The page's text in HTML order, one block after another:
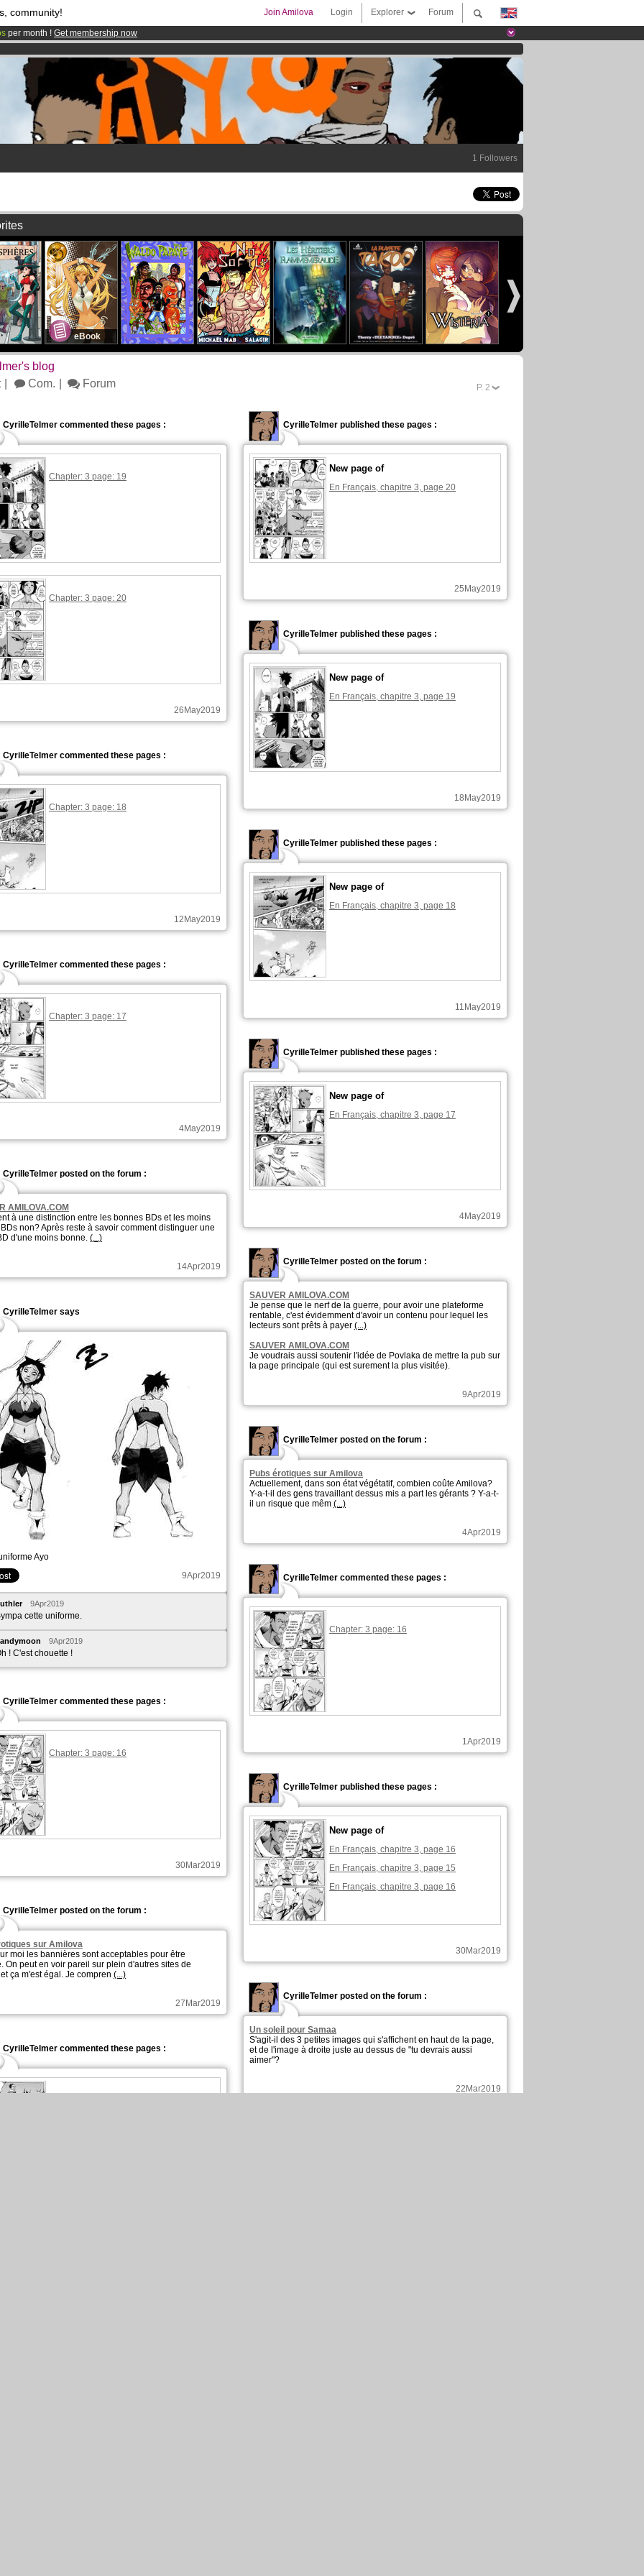
community! Forum
Explorer
Login
Join Amilova
per month ! Get membership now
comics & mangas!.
1 Followers
eBook
blog
P. 2
Com. Forum
CyrilleTelmer commented these pages :
Chapter: 3 page: 19
Chapter: 3 page: 20
26May2019
CyrilleTelmer published these pages :
New page of
En Français, chapitre 3, page 20
25May2019
CyrilleTelmer published these pages :
New page of
En Français, chapitre 3, page 19
18May2019
CyrilleTelmer commented these pages :
Chapter: 3 page: 18
12May2019
CyrilleTelmer published these pages :
New page of
En Français, chapitre 3, page 18
11May2019
CyrilleTelmer commented these pages :
Chapter: 3 page: 17
4May2019
CyrilleTelmer published these pages :
New page of
En Français, chapitre 3, page 17
4May2019
CyrilleTelmer posted on the forum :
AMILOVA.COM
à une distinction entre les bonnes BDs et les moins
non? Après reste à savoir comment distinguer une
d'une moins bonne. (...)
14Apr2019 CyrilleTelmer posted on the forum :
SAUVER AMILOVA.COM
Je pense que le nerf de la guerre, pour avoir une plateforme
rentable, c'est évidemment d'avoir un contenu pour lequel les
lecteurs sont prêts à payer (...)
SAUVER AMILOVA.COM
Je voudrais aussi soutenir l'idée de Povlaka de mettre la pub sur
la page principale (qui est surement la plus visitée).
9Apr2019
CyrilleTelmer says
Ayo
9Apr2019
9Apr2019
cette uniforme.
9Apr2019
! C'est chouette !
CyrilleTelmer posted on the forum :
Pubs érotiques sur Amilova
Actuellement, dans son état végétatif, combien coûte Amilova?
Y-a-t-il des gens travaillant dessus mis a part les gérants ? Y-a-t-
il un risque que mêm (...)
4Apr2019
CyrilleTelmer commented these pages :
Chapter: 3 page: 16
1Apr2019
CyrilleTelmer commented these pages :
Chapter: 3 page: 16
30Mar2019
CyrilleTelmer published these pages :
New page of
En Français, chapitre 3, page 16
En Français, chapitre 3, page 15
En Français, chapitre 3, page 16
30Mar2019
CyrilleTelmer posted on the forum :
sur Amilova
moi les bannières sont acceptables pour être
On peut en voir pareil sur plein d'autres sites de
ça m'est égal. Je compren (...)
27Mar2019
CyrilleTelmer posted on the forum :
Un soleil pour Samaa
S'agit-il des 3 petites images qui s'affichent en haut de la page,
et de l'image à droite juste au dessus de "tu devrais aussi
aimer"?
22Mar2019
CyrilleTelmer commented these pages :